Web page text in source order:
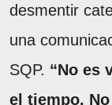
desmentir
una
SQP. “No es
el tiempo.